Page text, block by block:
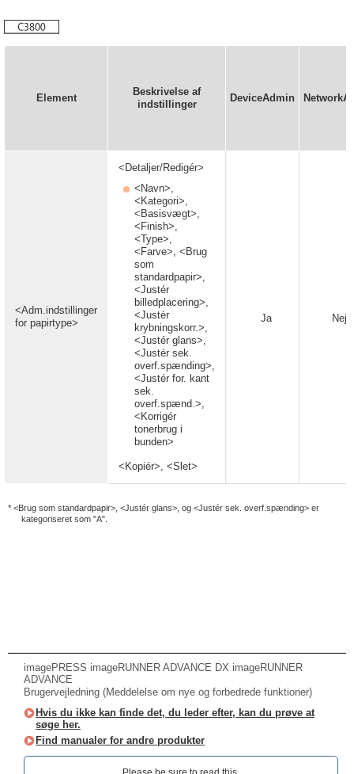
Element
Beskrivelse af
indstillinger
DeviceAdmin
<Adm.indstillinger
for papirtype>
<Detaljer/Redigér>
<Navn>,
<Kategori>,
<Basisvægt>,
<Finish>,
<Type>,
<Farve>, <Brug
som
standardpapir>,
<Justér
billedplacering>,
<Justér
krybningskorr.>,
<Justér glans>,
<Justér sek.
overf.spænding>,
<Justér for. kant
sek.
overf.spænd.>,
<Korrigér
tonerbrug i
bunden>
<Kopiér>, <Slet>
Ja Nej
* <Brug som standardpapir>, <Justér glans>, og <Justér sek. overf.spænding> er
kategoriseret som "A".
imagePRESS imageRUNNER ADVANCE DX imageRUNNER
ADVANCE
Brugervejledning (Meddelelse om nye og forbedrede funktioner)
Hvis du ikke kan finde det, du leder efter, kan du prøve at
søge her.
Find manualer for andre produkter